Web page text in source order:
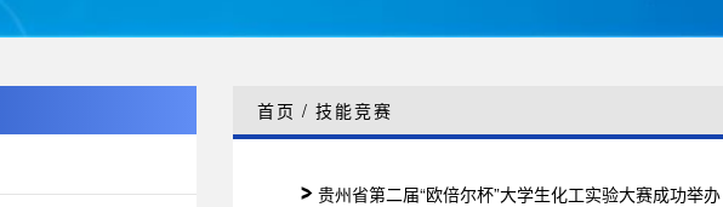
首页 / 技能竞赛
贵州省第二届“欧倍尔杯”大学生化工实验大赛成功举办